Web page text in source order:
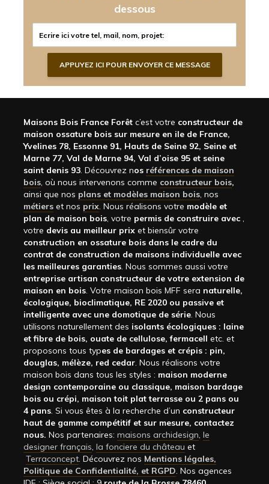
dessous
Maisons Bois France Forêt c’est votre constructeur de
maison ossature bois sur mesure en ile de France,
Yvelines 78, Essonne 91, Hauts de Seine 92, Seine et
Marne 77, Val de Marne 94, Val d’oise 95 et seine
saint denis 93. Découvrez nos références de maison
bois, où nous intervenons comme constructeur bois,
ainsi que nos plans et modèles maison bois, nos
métiers et nos prix. Nous réalisons votre modèle et
plan de maison bois, votre permis de construire avec ,
votre devis au meilleur prix et biensûr votre
construction en ossature bois dans le cadre du
contrat de construction de maisons individuelle avec
les meilleures garanties. Nous sommes aussi votre
entreprise artisan constructeur de votre extension de
maison en bois. Votre maison bois MFF sera naturelle,
écologique, bioclimatique, RE 2020 ou passive et
intelligente avec une domotique de série. Nous
utilisons naturellement des isolants écologiques : laine
et fibre de bois, ouate de cellulose, fermacell etc. et
proposons tous types de bardages et crépis : pin,
douglas, mélèze, red cedar. Nous réalisons votre
maison bois dans tous les styles : maison moderne
design contemporaine ou classique, maison bardage
bois ou crépi, maison toit plat terrasse ou 2 pans ou
4 pans. Si vous êtes à la recherche d’un constructeur
haut de gamme compétitif et sur mesure, contactez
nous. Nos partenaires: maisons archidesign, le
designer français, la fonciere du château et
Terraconcept. Découvrez nos Mentions légales,
Politique de Confidentialité, et RGPD. Nos agences